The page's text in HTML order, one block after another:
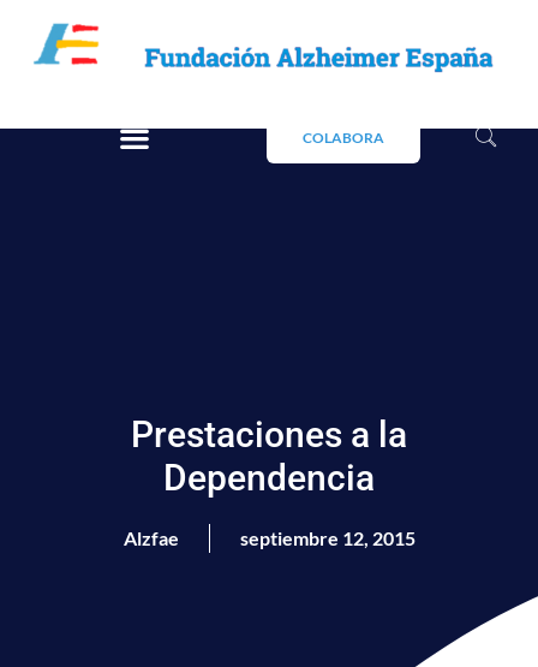
COLABORA
Prestaciones a la
Dependencia
Alzfae septiembre 12, 2015